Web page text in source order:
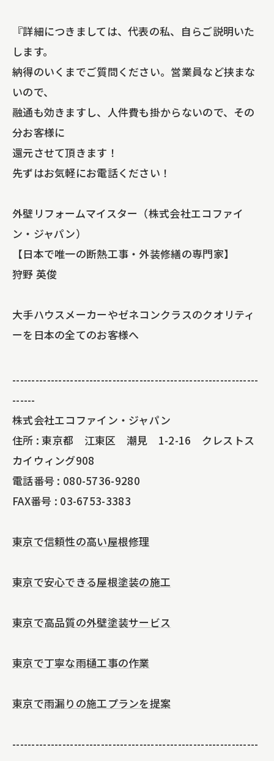
『詳細につきましては、代表の私、自らご説明いた
します。
納得のいくまでご質問ください。営業員など挟まな
いので、
融通も効きますし、人件費も掛からないので、その
分お客様に
還元させて頂きます！
先ずはお気軽にお電話ください！
外壁リフォームマイスター（株式会社エコファイ
ン・ジャパン）
【日本で唯一の断熱工事・外装修繕の専門家】
狩野 英俊
大手ハウスメーカーやゼネコンクラスのクオリティ
ーを日本の全てのお客様へ
----------------------------------------------------------------
------
株式会社エコファイン・ジャパン
住所 : 東京都 江東区 潮見 1-2-16 クレストス
カイウィング908
電話番号 : 080-5736-9280
FAX番号 : 03-6753-3383
東京で信頼性の高い屋根修理
東京で安心できる屋根塗装の施工
東京で高品質の外壁塗装サービス
東京で丁寧な雨樋工事の作業
東京で雨漏りの施工プランを提案
----------------------------------------------------------------